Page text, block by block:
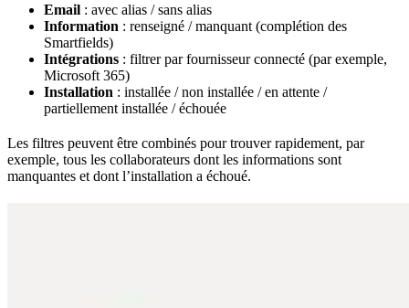
Email : avec alias / sans alias
Information : renseigné / manquant (complétion des
Smartfields)
Intégrations : filtrer par fournisseur connecté (par exemple,
Microsoft 365)
Installation : installée / non installée / en attente /
partiellement installée / échouée
Les filtres peuvent être combinés pour trouver rapidement, par
exemple, tous les collaborateurs dont les informations sont
manquantes et dont l’installation a échoué.